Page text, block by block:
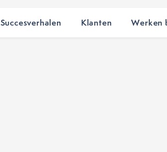
Succesverhalen Klanten Werken